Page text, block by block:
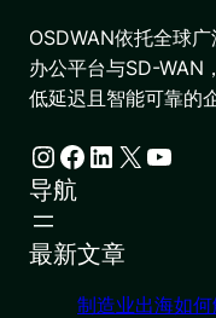
OSDWAN依托全球
办公平台与SD-WAN
低延迟且智能可靠的
Instagram Facebook LinkedIn X YouTube
导航
最新文章
制造业出海如